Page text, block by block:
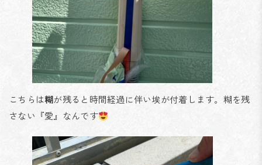
こちらは糊が残ると時間経過に伴い埃が付着します。糊を残
さない『愛』なんです